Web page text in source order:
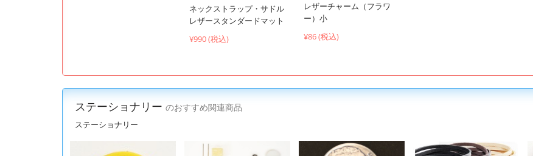
ネックストラップ・サドル
レザースタンダードマット
¥990 (税込)
レザーチャーム（フラワ
ー）小
¥86 (税込)
ステーショナリー のおすすめ関連商品
ステーショナリー